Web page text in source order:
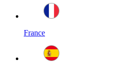
France